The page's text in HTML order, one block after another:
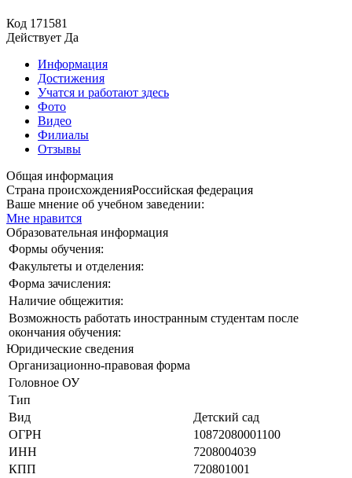
Код 171581
Действует Да
Информация
Достижения
Учатся и работают здесь
Фото
Видео
Филиалы
Отзывы
Общая информация
Страна происхожденияРоссийская федерация
Ваше мнение об учебном заведении:
Мне нравится
Образовательная информация
Формы обучения:
Факультеты и отделения:
Форма зачисления:
Наличие общежития:
Возможность работать иностранным студентам после
окончания обучения:
Юридические сведения
Организационно-правовая форма
Головное ОУ
Тип
Вид
Детский сад
ОГРН
10872080001100
ИНН
7208004039
КПП
720801001